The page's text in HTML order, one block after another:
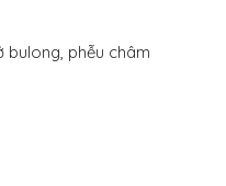
bulong, phễu châm